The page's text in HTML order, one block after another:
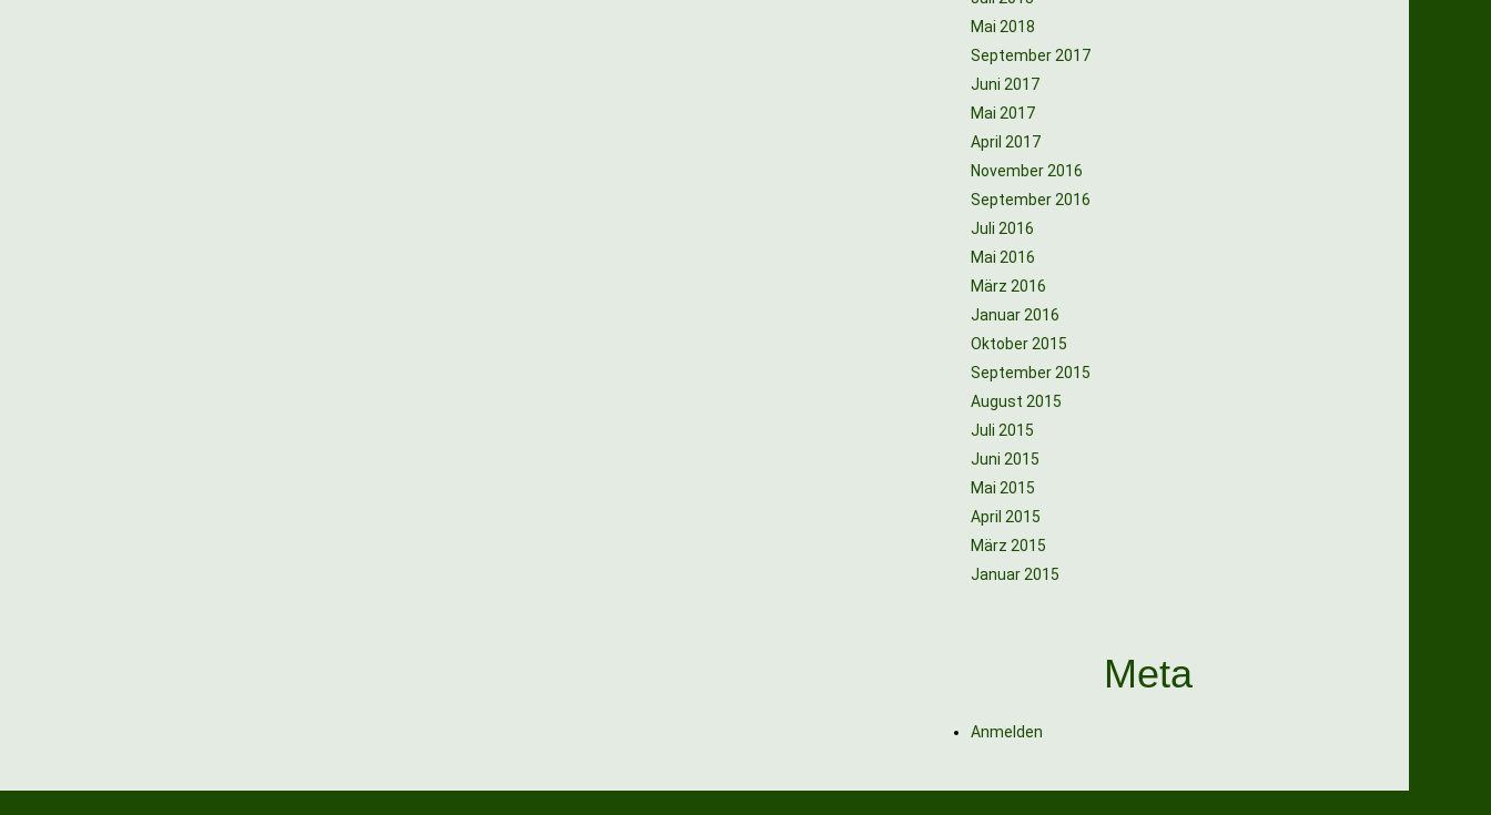
Mai 2018
September 2017
Juni 2017
Mai 2017
April 2017
November 2016
September 2016
Juli 2016
Mai 2016
März 2016
Januar 2016
Oktober 2015
September 2015
August 2015
Juli 2015
Juni 2015
Mai 2015
April 2015
März 2015
Januar 2015
Meta
Anmelden